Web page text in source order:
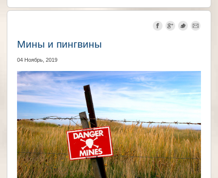
Великобритания Германия Франция
Мины и пингвины
04 Ноябрь, 2019